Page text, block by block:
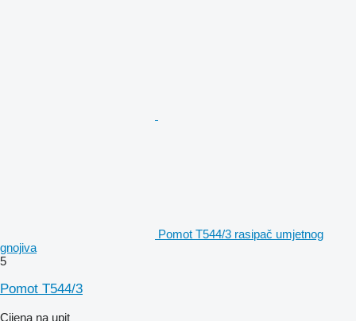
Pomot T544/3 rasipač umjetnog
gnojiva
5
Pomot T544/3
Cijena na upit